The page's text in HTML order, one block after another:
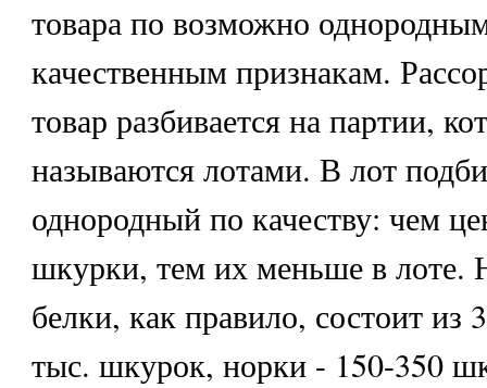
товара по возможно
качественным признакам.
товар разбивается на партии,
называются лотами. В лот
однородный по качеству: чем
шкурки, тем их меньше в лоте.
белки, как правило, состоит из 3
тыс. шкурок, норки - 150-350